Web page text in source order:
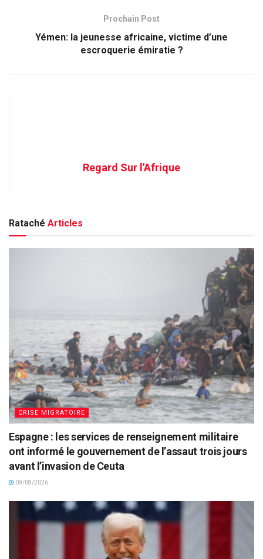
Prochain Post
Yémen: la jeunesse africaine, victime d’une
escroquerie émiratie ?
Regard Sur l'Afrique
Rataché Articles
CRISE MIGRATOIRE
Espagne : les services de renseignement militaire
ont informé le gouvernement de l’assaut trois jours
avant l’invasion de Ceuta
09/08/2026